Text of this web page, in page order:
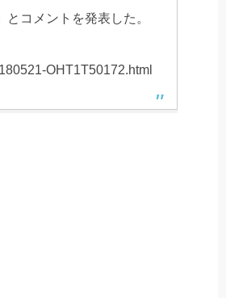
コメントを発表した。
OHT1T50172.html